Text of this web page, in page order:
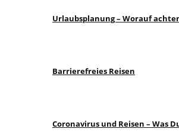
Urlaubsplanung – Worauf
Barrierefreies Reisen
Coronavirus und Reisen – Was